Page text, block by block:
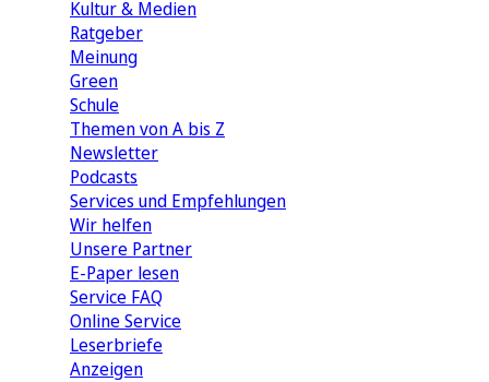
Kultur & Medien
Ratgeber
Meinung
Green
Schule
Themen von A bis Z
Newsletter
Podcasts
Services und Empfehlungen
Wir helfen
Unsere Partner
E-Paper lesen
Service FAQ
Online Service
Leserbriefe
Anzeigen